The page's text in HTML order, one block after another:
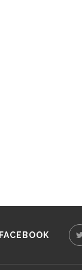
FACEBOOK